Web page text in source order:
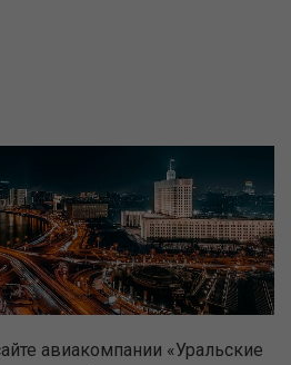
авиакомпании «Уральские